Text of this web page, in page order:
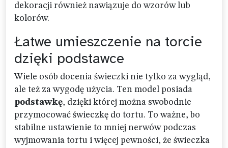
dekoracji również nawiązuje do wzorów lub
kolorów.
Łatwe umieszczenie na torcie
dzięki podstawce
Wiele osób docenia świeczki nie tylko za wygląd,
ale też za wygodę użycia. Ten model posiada
podstawkę, dzięki której można swobodnie
przymocować świeczkę do tortu. To ważne, bo
stabilne ustawienie to mniej nerwów podczas
wyjmowania tortu i więcej pewności, że świeczka